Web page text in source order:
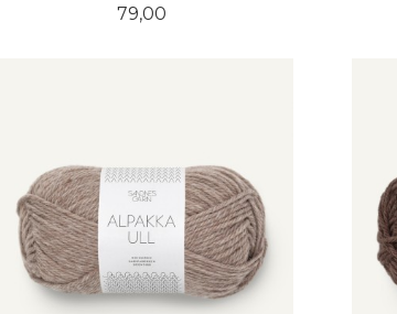
Pris
79,00